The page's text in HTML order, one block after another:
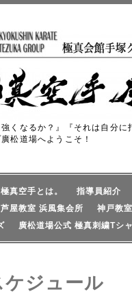
強くなるか？』『それは自分
松道場へようこそ！
極真空手とは。 指導員紹介
芦屋教室 浜風集会所 神戸教
廣松道場公式 極真刺繍Tシ
ケジュール